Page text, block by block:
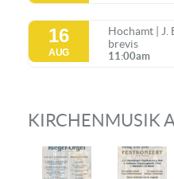
16
AUG
Hochamt | J.
brevis
11:00am
KIRCHENMUSIK